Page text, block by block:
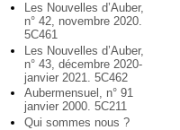
Les Nouvelles d’Auber,
n° 42, novembre 2020.
5C461
Les Nouvelles d’Auber,
n° 43, décembre 2020-
janvier 2021. 5C462
Aubermensuel, n° 91
janvier 2000. 5C211
Qui sommes nous ?